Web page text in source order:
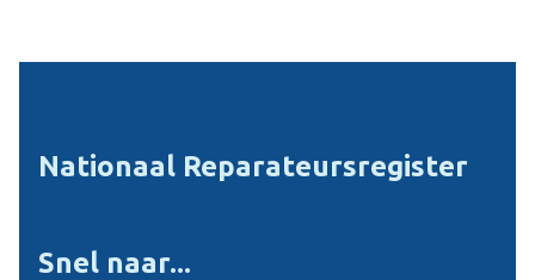
Nationaal Reparateursregister
Snel naar...